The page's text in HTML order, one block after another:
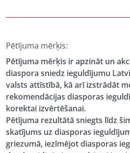
Pētījuma mērķis:
Pētījuma mērķis ir apzināt un
diaspora sniedz ieguldījumu
valsts attīstībā, kā arī izstrādāt
rekomendācijas diasporas
korektai izvērtēšanai.
Pētījuma rezultātā sniegts līdz
skatījums uz diasporas
griezumā, iezīmējot diasporas